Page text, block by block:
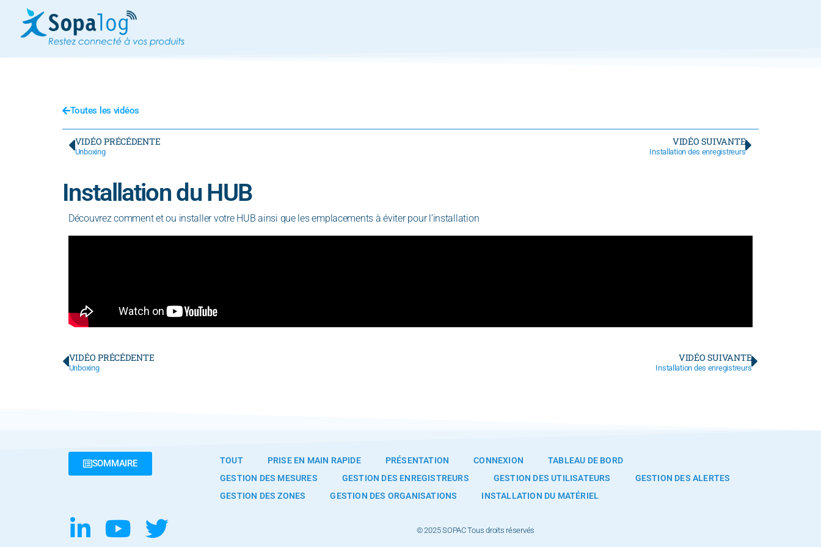
Toutes les vidéos
VIDÉO PRÉCÉDENTE
Unboxing
VIDÉO SUIVANTE
Installation des enregistreurs
Installation du HUB
Découvrez comment et ou installer votre HUB ainsi que les emplacements à éviter pour l’installation
VIDÉO PRÉCÉDENTE
Unboxing
VIDÉO SUIVANTE
Installation des enregistreurs
SOMMAIRE TOUT PRISE EN MAIN RAPIDE PRÉSENTATION CONNEXION
TABLEAU DE BORD
GESTION DES MESURES
GESTION DES ENREGISTREURS GESTION DES UTILISATEURS
GESTION DES ALERTES
GESTION DES ZONES
GESTION DES ORGANISATIONS INSTALLATION DU MATÉRIEL
© 2025 SOPAC Tous droits réservés